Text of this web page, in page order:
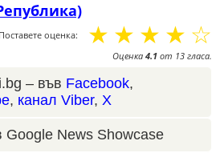
Поставете оценка: ☆
☆
☆
☆
☆
Оценка 4.1 от 13 гласа.
– във Facebook,
, канал Viber, X
Google News Showcase